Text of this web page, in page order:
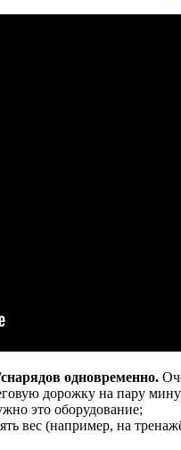
одновременно.
дорожку на пару
это оборудование;
вес (например, на